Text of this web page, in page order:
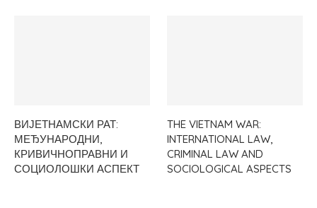
ВИЈЕТНАМСКИ РАТ:
МЕЂУНАРОДНИ,
КРИВИЧНОПРАВНИ И
СОЦИОЛОШКИ АСПЕКТ
THE VIETNAM WAR:
INTERNATIONAL LAW,
CRIMINAL LAW AND
SOCIOLOGICAL ASPECTS